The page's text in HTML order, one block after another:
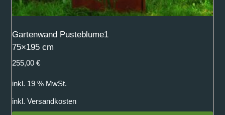
Gartenwand Pusteblume1
75×195 cm
255,00 €
inkl. 19 % MwSt.
inkl. Versandkosten